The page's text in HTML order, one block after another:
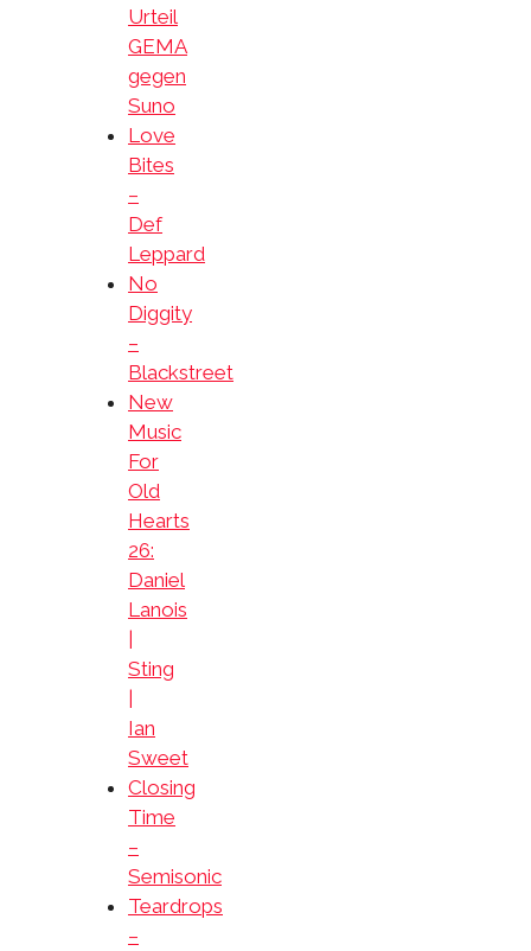
Urteil
GEMA
gegen
Suno
Love
Bites
–
Def
Leppard
No
Diggity
–
Blackstreet
New
Music
For
Old
Hearts
26:
Daniel
Lanois
|
Sting
|
Ian
Sweet
Closing
Time
–
Semisonic
Teardrops
–